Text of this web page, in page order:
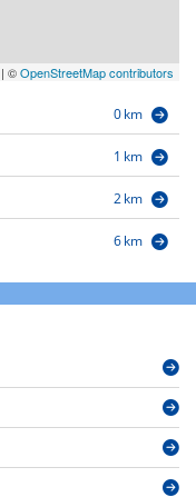
| ©OpenStreetMap contributors
0 km
1 km
2 km
6 km